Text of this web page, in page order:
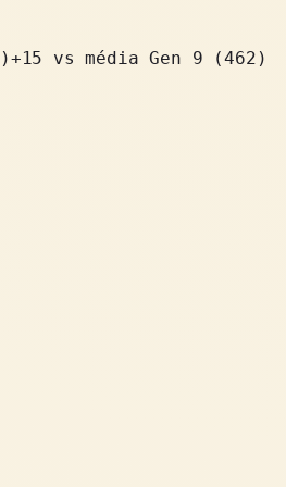
)+15
vs média Gen 9 (462)